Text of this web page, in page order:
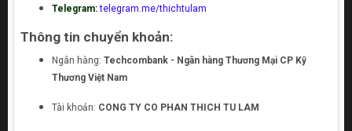
Telegram: telegram.me/thichtulam
Thông tin chuyển khoản:
Ngân hàng: Techcombank - Ngân hàng Thương Mại CP Kỹ
Thương Việt Nam
Tài khoản: CONG TY CO PHAN THICH TU LAM